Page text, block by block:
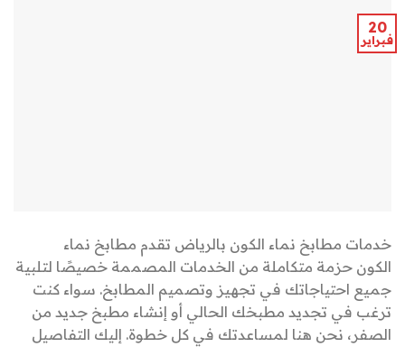
20
فبراير
خدمات مطابخ نماء الكون بالرياض تقدم مطابخ نماء
الكون حزمة متكاملة من الخدمات المصممة خصيصًا لتلبية
جميع احتياجاتك في تجهيز وتصميم المطابخ. سواء كنت
ترغب في تجديد مطبخك الحالي أو إنشاء مطبخ جديد من
الصفر، نحن هنا لمساعدتك في كل خطوة. إليك التفاصيل